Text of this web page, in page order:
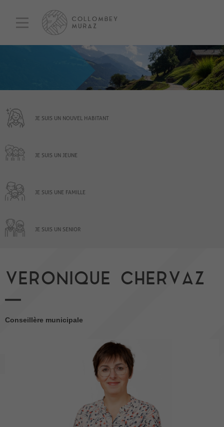
JE SUIS UN NOUVEL HABITANT
JE SUIS UN JEUNE
JE SUIS UNE FAMILLE
JE SUIS UN SENIOR
VERONIQUE CHERVAZ
Conseillère municipale